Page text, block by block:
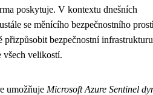
poskytuje. V kontextu dnešních
se měnícího bezpečnostního
přizpůsobit bezpečnostní
všech velikostí.
umožňuje Microsoft Azure Sentinel